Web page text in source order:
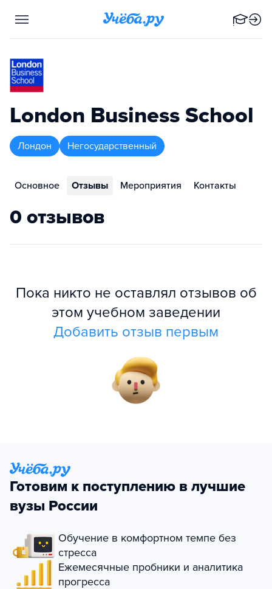
London Business School
Лондон Негосударственный
Основное Отзывы Мероприятия Контакты
0 отзывов
Пока никто не оставлял отзывов об
этом учебном заведении
Добавить отзыв первым
Готовим к поступлению в лучшие
вузы России
Обучение в комфортном темпе без
стресса
Ежемесячные пробники и аналитика
прогресса